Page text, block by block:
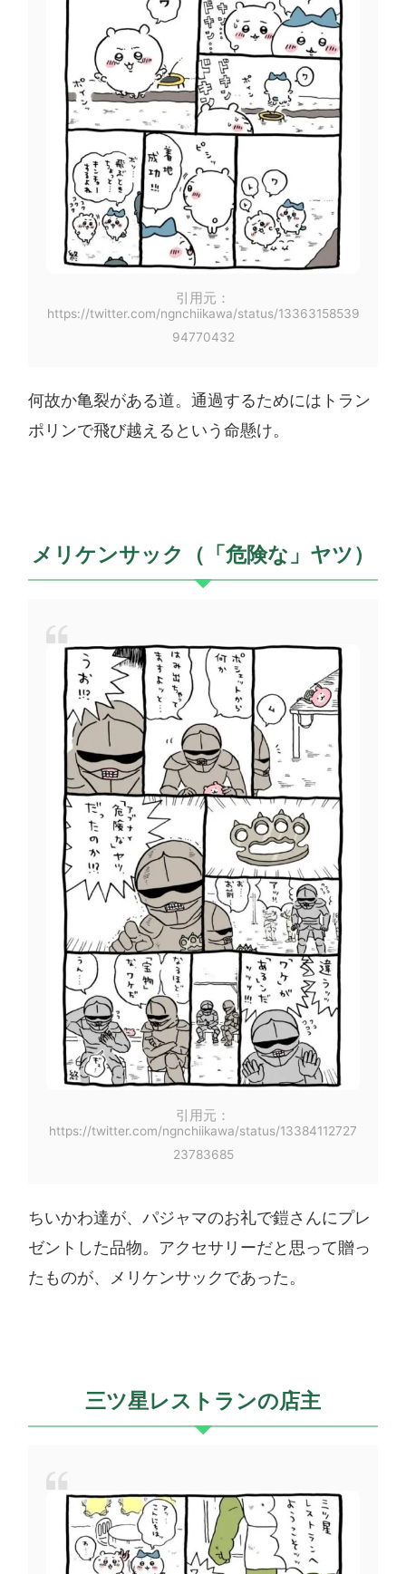
引用元：
https://twitter.com/ngnchiikawa/status/13363158539
94770432
何故か亀裂がある道。通過するためにはトラン
ポリンで飛び越えるという命懸け。
メリケンサック（「危険な」ヤツ）
引用元：
https://twitter.com/ngnchiikawa/status/13384112727
23783685
ちいかわ達が、パジャマのお礼で鎧さんにプレ
ゼントした品物。アクセサリーだと思って贈っ
たものが、メリケンサックであった。
三ツ星レストランの店主